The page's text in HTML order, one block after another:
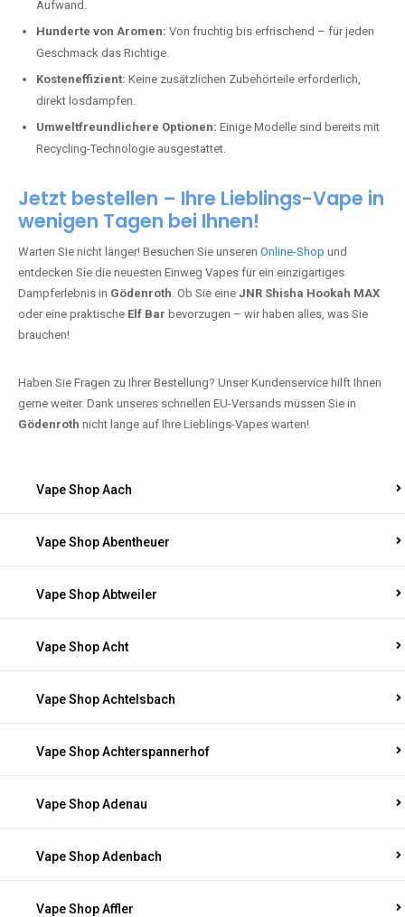
Aufwand.
Hunderte von Aromen: Von fruchtig bis erfrischend – für jeden
Geschmack das Richtige.
Kosteneffizient: Keine zusätzlichen Zubehörteile erforderlich,
direkt losdampfen.
Umweltfreundlichere Optionen: Einige Modelle sind bereits mit
Recycling-Technologie ausgestattet.
Jetzt bestellen – Ihre Lieblings-Vape in
wenigen Tagen bei Ihnen!
Warten Sie nicht länger! Besuchen Sie unseren Online-Shop und
entdecken Sie die neuesten Einweg Vapes für ein einzigartiges
Dampferlebnis in Gödenroth. Ob Sie eine JNR Shisha Hookah MAX
oder eine praktische Elf Bar bevorzugen – wir haben alles, was Sie
brauchen!
Haben Sie Fragen zu Ihrer Bestellung? Unser Kundenservice hilft Ihnen
gerne weiter. Dank unseres schnellen EU-Versands müssen Sie in
Gödenroth nicht lange auf Ihre Lieblings-Vapes warten!
Vape Shop Aach
Vape Shop Abentheuer
Vape Shop Abtweiler
Vape Shop Acht
Vape Shop Achtelsbach
Vape Shop Achterspannerhof
Vape Shop Adenau
Vape Shop Adenbach
Vape Shop Affler